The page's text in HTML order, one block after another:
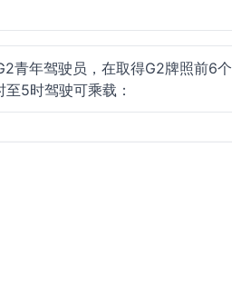
青年驾驶员，在取得G2牌照前6个
至5时驾驶可乘载：